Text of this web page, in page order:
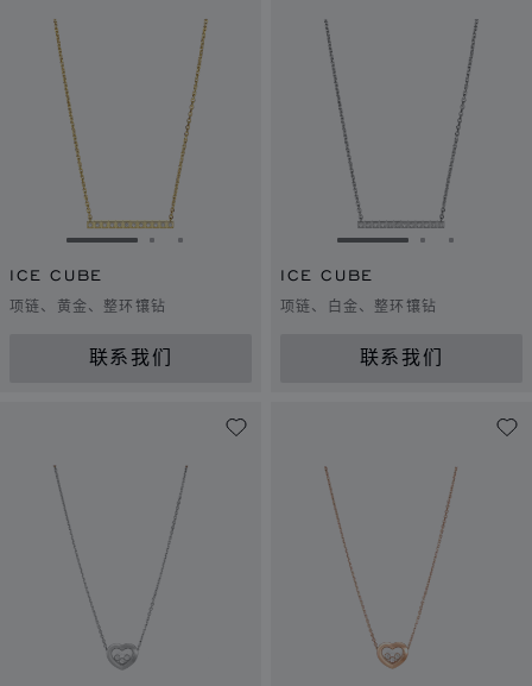
转到幻灯片 1转到幻灯片 2
转到幻灯片 3
ICE CUBE
项链、黄金、整环镶钻
联系我们
转到幻灯片 1转到幻灯
转到幻
ICE CUBE
项链、白金、整环镶钻
联系我们